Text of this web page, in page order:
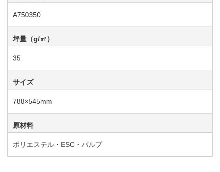
A750350
坪量（g/㎡）
35
サイズ
788×545mm
原材料
ポリエステル・ESC・パルプ